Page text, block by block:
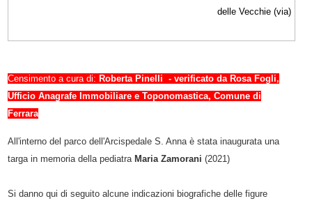
delle Vecchie (via)
Censimento a cura di:Roberta Pinelli - verificato da Rosa Fogli,
Ufficio Anagrafe Immobiliare e Toponomastica, Comune di
Ferrara
All'interno del parco dell'Arcispedale S. Anna è stata inaugurata una
targa in memoria della pediatraMaria Zamorani (2021)
Si danno qui di seguito alcune indicazioni biografiche delle figure